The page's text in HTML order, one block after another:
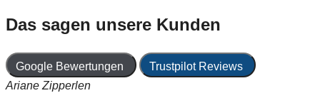
Das sagen unsere Kunden
Google Bewertungen
Trustpilot Reviews
Ariane Zipperlen